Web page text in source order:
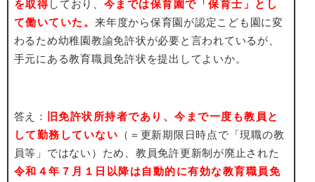
を取得しており、 今までは保育園で「保育士」とし
て働いていた。 来年度から保育園が認定こども園に変
わるため幼稚園教諭免許状が必要と言われているが、
手元にある教育職員免許状を提出してよいか。
答え：
旧免許状所持者であり、今まで一度も教員と
して勤務していない （＝更新期限日時点で「現職の教
員等」ではない）ため、教員免許更新制が廃止された
令和４年７月１日以降は自動的に有効な教育職員免